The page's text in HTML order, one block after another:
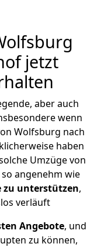
jetzt
aber auch
wenn
Wolfsburg nach
haben
Umzüge von
angenehm wie
zu unterstützen,
verläuft
Angebote, und
zu können,